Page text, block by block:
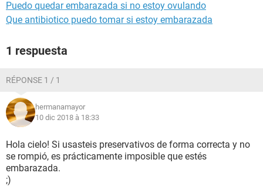
Puedo quedar embarazada si no estoy ovulando
Que antibiotico puedo tomar si estoy embarazada
1 respuesta
RÉPONSE 1 / 1
hermanamayor
10 dic 2018 à 18:33
Hola cielo! Si usasteis preservativos de forma correcta y no
se rompió, es prácticamente imposible que estés
embarazada.
;)